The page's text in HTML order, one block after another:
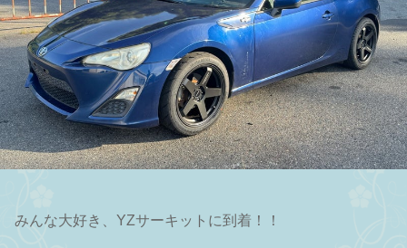
みんな大好き、YZサーキットに到着！！